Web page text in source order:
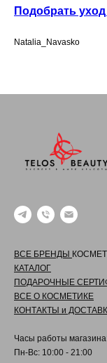
Подобрать
Natalia_Navasko
ВСЕ БРЕНДЫ
КАТАЛОГ
ПОДАРОЧНЫЕ
ВСЕ О КОСМЕТИКЕ
КОНТАКТЫ и
Часы работы
Пн-Вс: 10:00 - 21:00